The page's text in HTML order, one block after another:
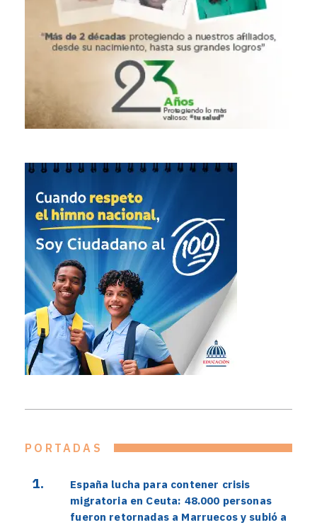
PORTADAS
España lucha para contener crisis
migratoria en Ceuta: 48.000 personas
fueron retornadas a Marruecos y subió a